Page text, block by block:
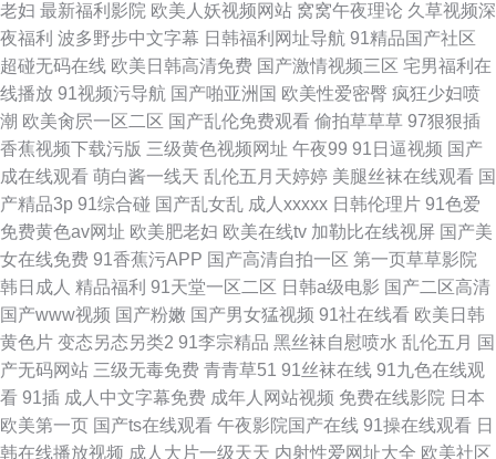
老妇 最新福利影院 欧美人妖视频网站 窝窝午夜理论 久草视频深
夜福利 波多野步中文字幕 日韩福利网址导航 91精品国产社区
超碰无码在线 欧美日韩高清免费 国产激情视频三区 宅男福利在
线播放 91视频污导航 国产啪亚洲国 欧美性爱密臀 疯狂少妇喷
潮 欧美肏屄一区二区 国产乱伦免费观看 偷拍草草草 97狠狠插
香蕉视频下载污版 三级黄色视频网址 午夜99 91日逼视频 国产
成在线观看 萌白酱一线天 乱伦五月天婷婷 美腿丝袜在线观看 国
产精品3p 91综合碰 国产乱女乱 成人xxxxx 日韩伦理片 91色爱
免费黄色av网址 欧美肥老妇 欧美在线tv 加勒比在线视屏 国产美
女在线免费 91香蕉污APP 国产高清自拍一区 第一页草草影院
韩日成人 精品福利 91天堂一区二区 日韩a级电影 国产二区高清
国产www视频 国产粉嫩 国产男女猛视频 91社在线看 欧美日韩
黄色片 变态另态另类2 91李宗精品 黑丝袜自慰喷水 乱伦五月 国
产无码网站 三级无毒免费 青青草51 91丝袜在线 91九色在线观
看 91插 成人中文字幕免费 成年人网站视频 免费在线影院 日本
欧美第一页 国产ts在线观看 午夜影院国产在线 91操在线观看 日
韩在线播放视频 成人大片一级天天 内射性爱网址大全 欧美社区